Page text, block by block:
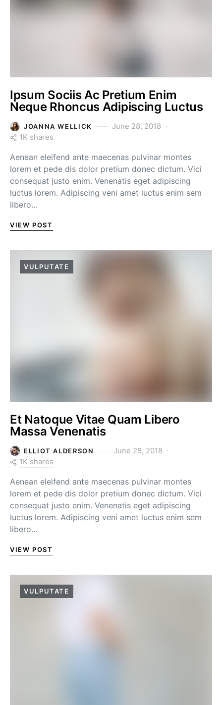
Ipsum Sociis Ac Pretium Enim
Neque Rhoncus Adipiscing Luctus
JOANNA WELLICK
June 28, 2018
1K shares
Aenean eleifend ante maecenas pulvinar montes
lorem et pede dis dolor pretium donec dictum. Vici
consequat justo enim. Venenatis eget adipiscing
luctus lorem. Adipiscing veni amet luctus enim sem
libero…
VIEW POST
VULPUTATE
Et Natoque Vitae Quam Libero
Massa Venenatis
ELLIOT ALDERSON
June 28, 2018
1K shares
Aenean eleifend ante maecenas pulvinar montes
lorem et pede dis dolor pretium donec dictum. Vici
consequat justo enim. Venenatis eget adipiscing
luctus lorem. Adipiscing veni amet luctus enim sem
libero…
VIEW POST
VULPUTATE